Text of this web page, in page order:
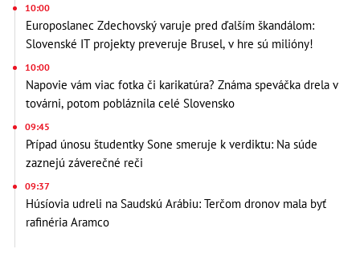
10:00
Europoslanec Zdechovský varuje pred ďalším škandálom:
Slovenské IT projekty preveruje Brusel, v hre sú milióny!
10:00
Napovie vám viac fotka či karikatúra? Známa speváčka drela v
továrni, potom pobláznila celé Slovensko
09:45
Prípad únosu študentky Sone smeruje k verdiktu: Na súde
zaznejú záverečné reči
09:37
Húsíovia udreli na Saudskú Arábiu: Terčom dronov mala byť
rafinéria Aramco